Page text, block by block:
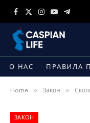
Facebook
X
Instagram
YouTube
О НАС ПРАВИЛА
Home » Закон »
ЗАКОН